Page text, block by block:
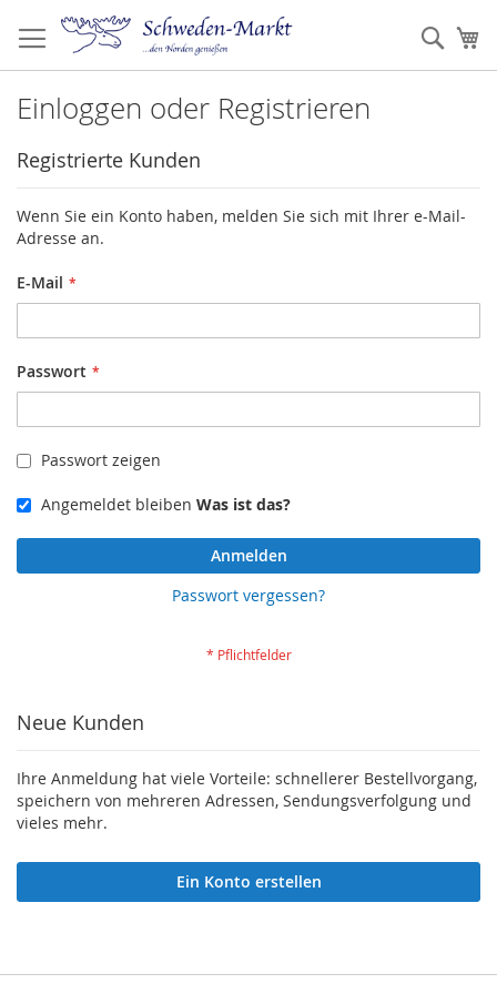
Inhalt
springen
Einloggen oder Registrieren
Registrierte Kunden
Wenn Sie ein Konto haben, melden Sie sich mit Ihrer e-Mail-
Adresse an.
E-Mail
Passwort
Passwort zeigen
Angemeldet bleiben Was ist das?
Anmelden
Passwort vergessen?
Neue Kunden
Ihre Anmeldung hat viele Vorteile: schnellerer Bestellvorgang,
speichern von mehreren Adressen, Sendungsverfolgung und
vieles mehr.
Ein Konto erstellen